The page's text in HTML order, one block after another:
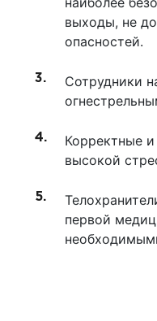
выходы, не
опасностей.
Сотрудники
Корректные
высокой
первой